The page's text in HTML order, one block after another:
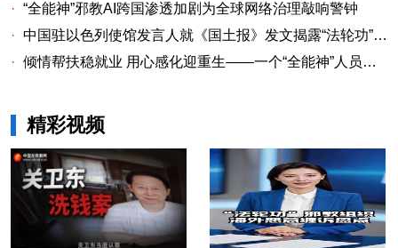
· “全能神”邪教AI跨国渗透加剧为全球网络治理敲响警钟
· 中国驻以色列使馆发言人就《国土报》发文揭露“法轮功”邪教本质答记者问
· 倾情帮扶稳就业 用心感化迎重生——一个“全能神”人员的重生
精彩视频